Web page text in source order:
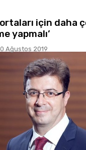
için daha
yapmalı’
Ağustos 2019